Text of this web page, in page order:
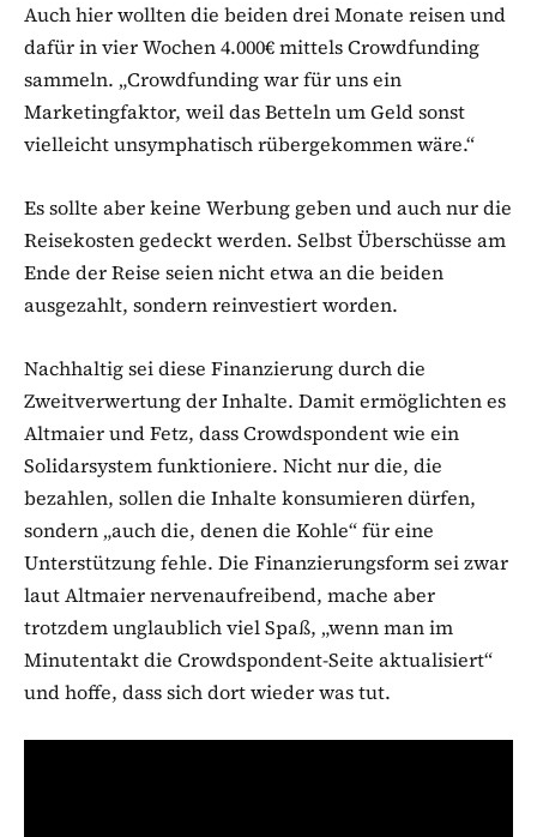
Auch hier wollten die beiden drei Monate reisen und
dafür in vier Wochen 4.000€ mittels Crowdfunding
sammeln. „Crowdfunding war für uns ein
Marketingfaktor, weil das Betteln um Geld sonst
vielleicht unsymphatisch rübergekommen wäre.“
Es sollte aber keine Werbung geben und auch nur die
Reisekosten gedeckt werden. Selbst Überschüsse am
Ende der Reise seien nicht etwa an die beiden
ausgezahlt, sondern reinvestiert worden.
Nachhaltig sei diese Finanzierung durch die
Zweitverwertung der Inhalte. Damit ermöglichten es
Altmaier und Fetz, dass Crowdspondent wie ein
Solidarsystem funktioniere. Nicht nur die, die
bezahlen, sollen die Inhalte konsumieren dürfen,
sondern „auch die, denen die Kohle“ für eine
Unterstützung fehle. Die Finanzierungsform sei zwar
laut Altmaier nervenaufreibend, mache aber
trotzdem unglaublich viel Spaß, „wenn man im
Minutentakt die Crowdspondent-Seite aktualisiert“
und hoffe, dass sich dort wieder was tut.